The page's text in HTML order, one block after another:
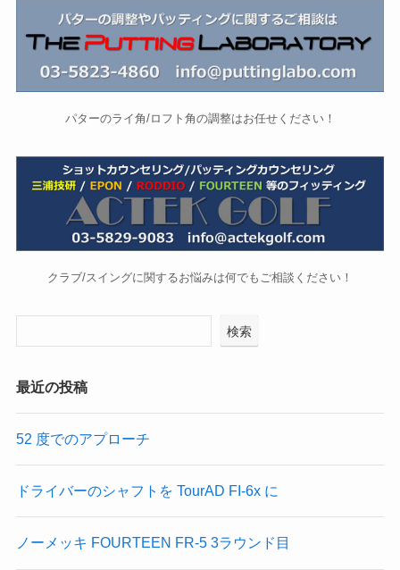
パターのライ角/ロフト角の調整はお任せください！
クラブ/スイングに関するお悩みは何でもご相談ください！
検索
最近の投稿
52 度でのアプローチ
ドライバーのシャフトを TourAD FI-6x に
ノーメッキ FOURTEEN FR-5 3ラウンド目